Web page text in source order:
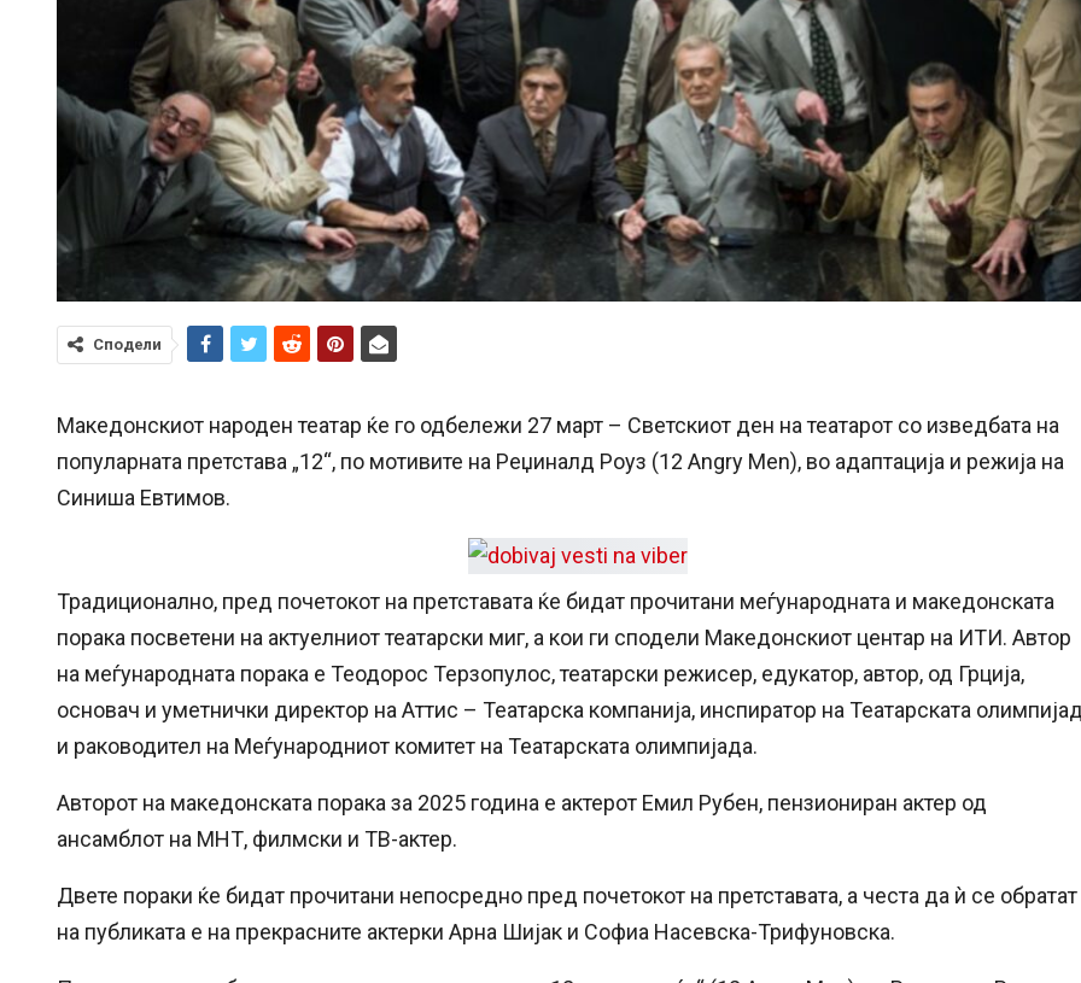
Сподели
Македонскиот народен театар ќе го одбележи 27 март – Светскиот ден на театарот со изведбата на
популарната претстава „12“, по мотивите на Реџиналд Роуз (12 Angry Men), во адаптација и режија на
Синиша Евтимов.
Традиционално, пред почетокот на претставата ќе бидат прочитани меѓународната и македонската
порака посветени на актуелниот театарски миг, а кои ги сподели Македонскиот центар на ИТИ. Автор
на меѓународната порака е Теодорос Терзопулос, театарски режисер, едукaтор, автор, од Грција,
основач и уметнички директор на Аттис – Театарска компанија, инспиратор на Театарската
и раководител на Меѓународниот комитет на Театарската олимпијада.
Авторот на македонската порака за 2025 година е актерот Емил Рубен, пензиониран актер од
ансамблот на МНТ, филмски и ТВ-актер.
Двете пораки ќе бидат прочитани непосредно пред почетокот на претставата, а честа да ѝ се обратат
на публиката е на прекрасните актерки Арна Шијак и Софиа Насевска-Трифуновска.